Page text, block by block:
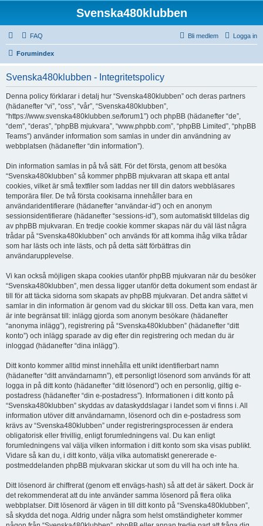
Svenska480klubben
FAQ Logga in
Bli medlem
Forumindex
Svenska480klubben - Integritetspolicy
Denna policy förklarar i detalj hur “Svenska480klubben” och deras partners
(hädanefter “vi”, “oss”, “vår”, “Svenska480klubben”,
“https://www.svenska480klubben.se/forum1”) och phpBB (hädanefter “de”,
“dem”, “deras”, “phpBB mjukvara”, “www.phpbb.com”, “phpBB Limited”, “phpBB
Teams”) använder information som samlas in under din användning av
webbplatsen (hädanefter “din information”).
Din information samlas in på två sätt. För det första, genom att besöka
“Svenska480klubben” så kommer phpBB mjukvaran att skapa ett antal
cookies, vilket är små textfiler som laddas ner till din dators webbläsares
temporära filer. De två första cookisarna innehåller bara en
användaridentifierare (hädanefter “användar-id”) och en anonym
sessionsidentifierare (hädanefter “sessions-id”), som automatiskt tilldelas dig
av phpBB mjukvaran. En tredje cookie kommer skapas när du väl läst några
trådar på “Svenska480klubben” och används för att komma ihåg vilka trådar
som har lästs och inte lästs, och på detta sätt förbättras din
användarupplevelse.
Vi kan också möjligen skapa cookies utanför phpBB mjukvaran när du besöker
“Svenska480klubben”, men dessa ligger utanför detta dokument som endast är
till för att täcka sidorna som skapats av phpBB mjukvaran. Det andra sättet vi
samlar in din information är genom vad du skickar till oss. Detta kan vara, men
är inte begränsat till: inlägg gjorda som anonym besökare (hädanefter
“anonyma inlägg”), registrering på “Svenska480klubben” (hädanefter “ditt
konto”) och inlägg sparade av dig efter din registrering och medan du är
inloggad (hädanefter “dina inlägg”).
Ditt konto kommer alltid minst innehålla ett unikt identifierbart namn
(hädanefter “ditt användarnamn”), ett personligt lösenord som används för att
logga in på ditt konto (hädanefter “ditt lösenord”) och en personlig, giltig e-
postadress (hädanefter “din e-postadress”). Informationen i ditt konto på
“Svenska480klubben” skyddas av dataskyddslagar i landet som vi finns i. All
information utöver ditt användarnamn, lösenord och din e-postadress som
krävs av “Svenska480klubben” under registreringsprocessen är endera
obligatorisk eller frivillig, enligt forumledningens val. Du kan enligt
forumledningens val välja vilken information i ditt konto som ska visas publikt.
Vidare så kan du, i ditt konto, välja vilka automatiskt genererade e-
postmeddelanden phpBB mjukvaran skickar ut som du vill ha och inte ha.
Ditt lösenord är chiffrerat (genom ett envägs-hash) så att det är säkert. Dock är
det rekommenderat att du inte använder samma lösenord på flera olika
webbplatser. Ditt lösenord är vägen in till ditt konto på “Svenska480klubben”,
så skydda det noga. Aldrig under några som helst omständigheter kommer